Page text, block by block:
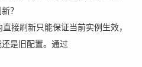
？
接刷新只能保证当前实例生效，
是旧配置。通过